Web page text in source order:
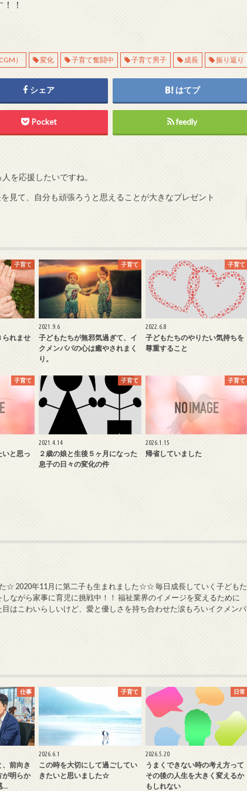
！
） 変化 子育て奮闘中 子育て男子 成長 振り返り
シェア はてブ
Pocket feedly
を応援したいですね。
見て、自分も頑張ろうと思えることが大きなプレゼント
子育て
られませ
子育て
2021.9.6
子どもたちが無邪気過ぎて、イ
クメンパパの心は癒やされまく
り。
子育て
2022.6.8
子どもたちのやりたい気持ちを
尊重すること
子育て
いと思っ
子育て
2021.4.14
２歳の娘と生後５ヶ月になった
息子の日々の変化の件
子育て
2026.1.15
帰省していました
☆ 2020年11月に第二子も生まれました☆☆ 毎日成長していく子どもた
ながら家事に育児に挑戦中！！ 福祉業界のイメージを変えるために
目はこわいらしいけど、愛と優しさを持ち合わせた涙もろいイクメンパ
仕事
前向き
が明らか
…
子育て
2026.6.1
この時を大切にして過ごしてい
きたいと思いました☆
日常
2026.5.20
うまくできない時の考え方って
その後の人生を大きく変えるか
もしれない